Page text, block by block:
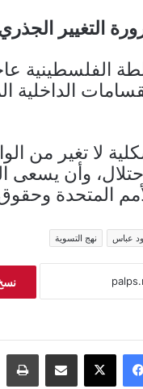
التغيير
الفلسطينية
الداخلية
لا تغير من
وأن
المتحدة
عباس نهج التسوية
فيسبوك ‫X مشاركة عبر البريد